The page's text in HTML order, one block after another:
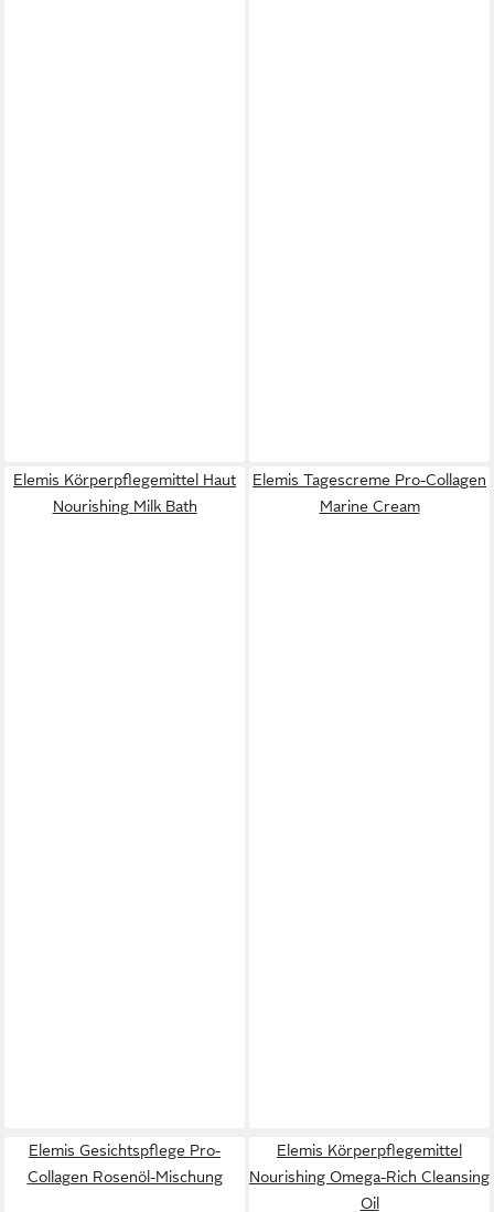
Elemis Körperpflegemittel Haut
Nourishing Milk Bath
Elemis Tagescreme Pro-Collagen
Marine Cream
Elemis Gesichtspflege Pro-
Collagen Rosenöl-Mischung
Elemis Körperpflegemittel
Nourishing Omega-Rich Cleansing
Oil